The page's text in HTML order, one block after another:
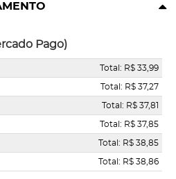
Pago)
Total: R$ 33,99
Total: R$ 37,27
Total: R$ 37,81
Total: R$ 37,85
Total: R$ 38,85
Total: R$ 38,86